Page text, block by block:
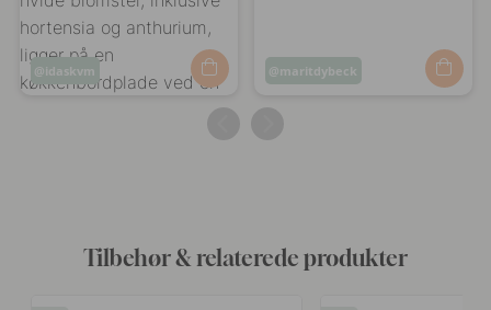
Opslag
idaskvm
Opslag
af
maritdybeck
Tilbehør & relaterede produkter